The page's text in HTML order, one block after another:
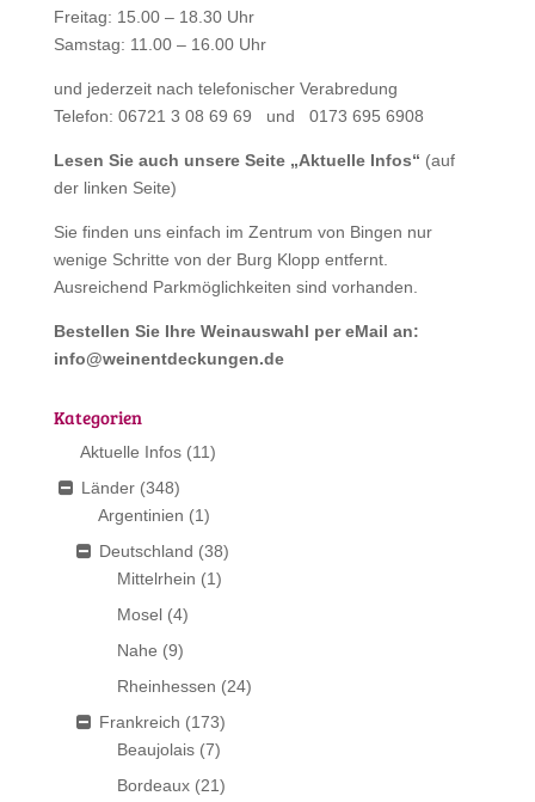
Freitag: 15.00 – 18.30 Uhr
Samstag: 11.00 – 16.00 Uhr
und jederzeit nach telefonischer Verabredung
Telefon: 06721 3 08 69 69 und 0173 695 6908
Lesen Sie auch unsere Seite „Aktuelle Infos“ (auf
der linken Seite)
Sie finden uns einfach im Zentrum von Bingen nur
wenige Schritte von der Burg Klopp entfernt.
Ausreichend Parkmöglichkeiten sind vorhanden.
Bestellen Sie Ihre Weinauswahl per eMail an:
info@weinentdeckungen.de
Kategorien
Aktuelle Infos (11)
Länder (348)
Argentinien (1)
Deutschland (38)
Mittelrhein (1)
Mosel (4)
Nahe (9)
Rheinhessen (24)
Frankreich (173)
Beaujolais (7)
Bordeaux (21)